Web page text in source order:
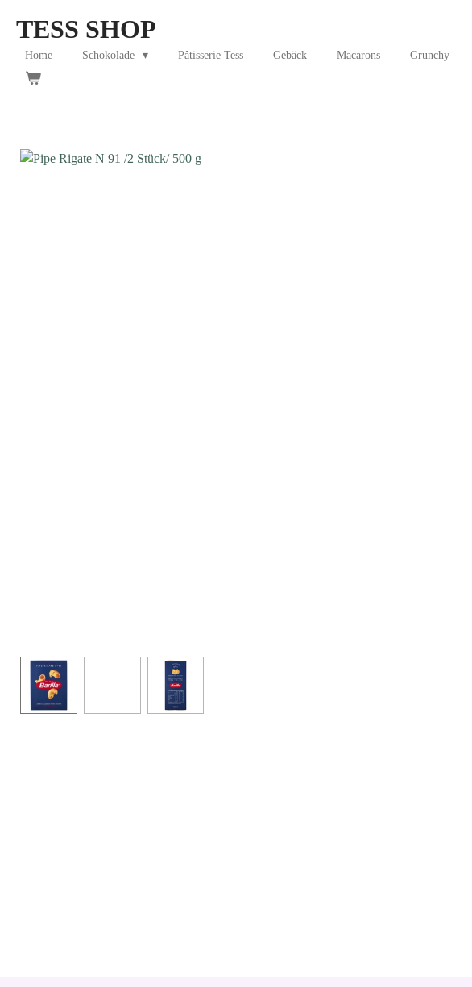
main
content
TESS SHOP
Home Schokolade Pâtisserie Tess Gebäck Macarons Grunchy